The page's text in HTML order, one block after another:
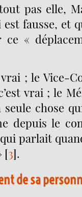
pas elle,
fausse, et
ce «
; le Vice-
vrai ; le
chose
depuis le
parlait
[3].
de sa